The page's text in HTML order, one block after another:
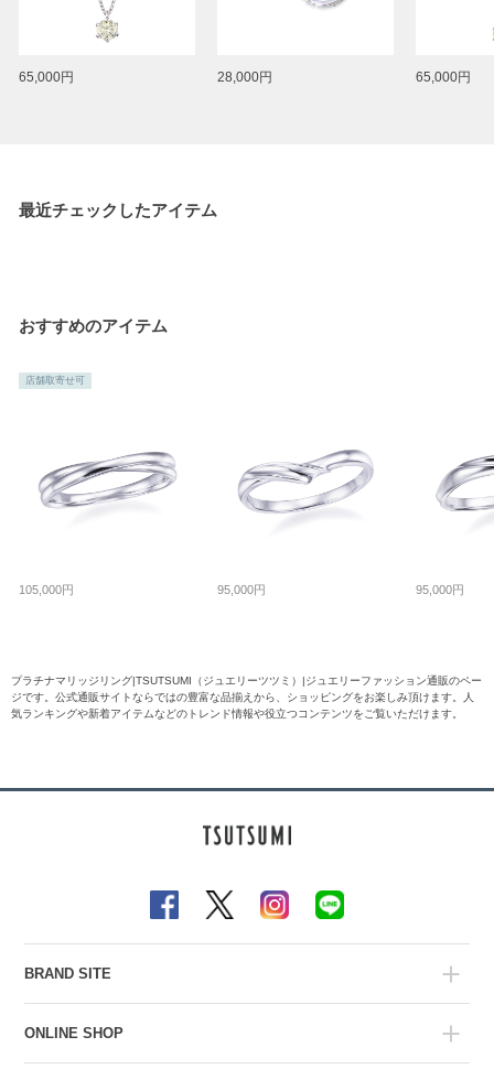
65,000円 28,000円 65,000円
最近チェックしたアイテム
おすすめのアイテム
店舗取寄せ可
105,000円 95,000円 95,000円
プラチナマリッジリング|TSUTSUMI（ジュエリーツツミ）|ジュエリーファッション通販のペー
ジです。公式通販サイトならではの豊富な品揃えから、ショッピングをお楽しみ頂けます。人
気ランキングや新着アイテムなどのトレンド情報や役立つコンテンツをご覧いただけます。
BRAND SITE
ONLINE SHOP